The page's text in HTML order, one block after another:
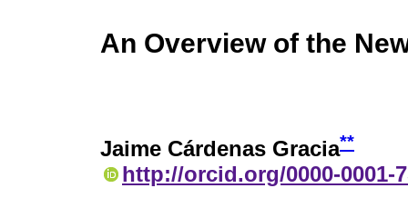
An Overview of the
Jaime Cárdenas Gracia**
http://orcid.org/0000-0001-